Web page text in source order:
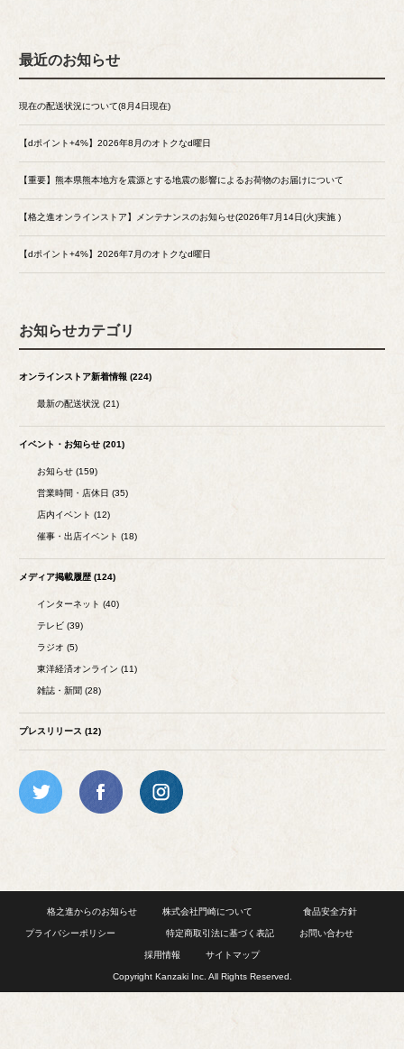
最近のお知らせ
現在の配送状況について(8月4日現在)
【dポイント+4%】2026年8月のオトクなd曜日
【重要】熊本県熊本地方を震源とする地震の影響によるお荷物のお届けについて
【格之進オンラインストア】メンテナンスのお知らせ(2026年7月14日(火)実施 )
【dポイント+4%】2026年7月のオトクなd曜日
お知らせカテゴリ
オンラインストア新着情報 (224)
最新の配送状況 (21)
イベント・お知らせ (201)
お知らせ (159)
営業時間・店休日 (35)
店内イベント (12)
催事・出店イベント (18)
メディア掲載履歴 (124)
インターネット (40)
テレビ (39)
ラジオ (5)
東洋経済オンライン (11)
雑誌・新聞 (28)
プレスリリース (12)
格之進からのお知らせ 株式会社門崎について 食品安全方針
プライバシーポリシー 特定商取引法に基づく表記 お問い合わせ
採用情報 サイトマップ
Copyright Kanzaki Inc. All Rights Reserved.